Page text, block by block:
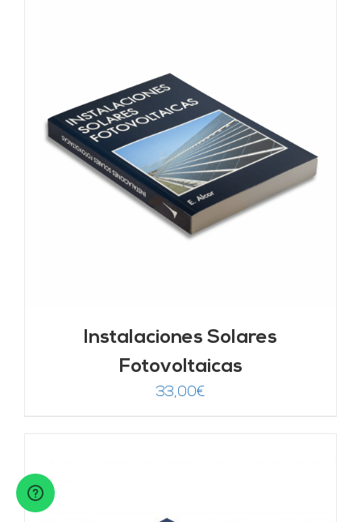
Instalaciones Solares
Fotovoltaicas
33,00€